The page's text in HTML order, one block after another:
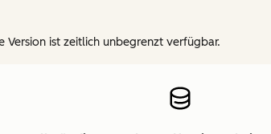
ist zeitlich unbegrenzt verfügbar.